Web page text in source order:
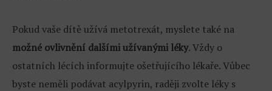
Pokud vaše dítě užívá metotrexát, myslete také na
možné ovlivnění dalšími užívanými léky. Vždy o
ostatních lécích informujte ošetřujícího lékaře. Vůbec
byste neměli podávat acylpyrin, raději zvolte léky s